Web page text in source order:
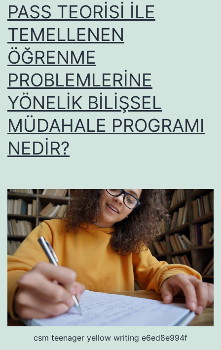
PASS TEORİSİ İLE
TEMELLENEN
ÖĞRENME
PROBLEMLERİNE
YÖNELİK BİLİŞSEL
MÜDAHALE PROGRAMI
NEDİR?
csm teenager yellow writing e6ed8e994f